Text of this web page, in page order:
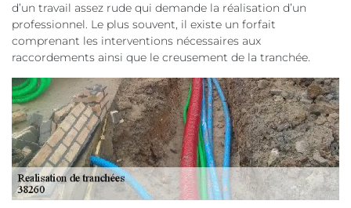
d’un travail assez rude qui demande la réalisation d’un
professionnel. Le plus souvent, il existe un forfait
comprenant les interventions nécessaires aux
raccordements ainsi que le creusement de la tranchée.